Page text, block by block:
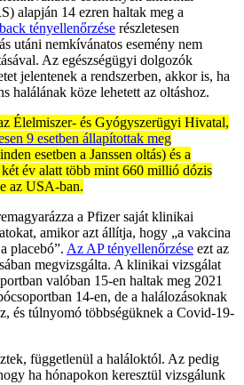
alapján 14 ezren haltak meg a
tényellenőrzése részletesen
utáni nemkívánatos esemény nem
Az egészségügyi dolgozók
jelentenek a rendszerben, akkor is, ha
halálának köze lehetett az oltáshoz.
Élelmiszer- és Gyógyszerügyi Hivatal,
9 esetben állapítottak meg
esetben a Janssen oltás) és a
év alatt több mint 660 millió dózis
az USA-ban.
a Pfizer saját klinikai
amikor azt állítja, hogy „a vakcina
placebó”. Az AP tényellenőrzése ezt az
megvizsgálta. A klinikai vizsgálat
valóban 15-en haltak meg 2021
14-en, de a halálozásoknak
és túlnyomó többségüknek a Covid-19-
függetlenül a haláloktól. Az pedig
ha hónapokon keresztül vizsgálunk